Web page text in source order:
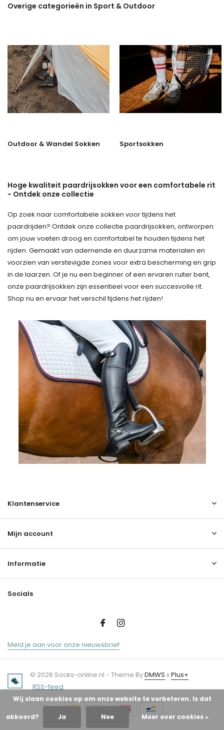
Overige categorieën in Sport & Outdoor
Outdoor & Wandel Sokken Sportsokken
Hoge kwaliteit paardrijsokken voor een comfortabele rit
- Ontdek onze collectie
Op zoek naar comfortabele sokken voor tijdens het
paardrijden? Ontdek onze collectie paardrijsokken, ontworpen
om jouw voeten droog en comfortabel te houden tijdens het
rijden. Gemaakt van ademende en duurzame materialen en
voorzien van verstevigde zones voor extra bescherming en grip
in de laarzen. Of je nu een beginner of een ervaren ruiter bent,
onze paardrijsokken zijn essentieel voor een succesvolle rit.
Shop nu en ervaar het verschil tijdens het rijden!
Klantenservice
Mijn account
Informatie
Socials
Meld je aan voor onze nieuwsbrief
© 2026 Socks-online.nl - Theme ByDMWS xPlus+
RSS-feed
Wij slaan cookies op om onze website te verbeteren. Is dat
akkoord? Ja Nee Meer over cookies »